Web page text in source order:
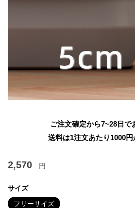
ご注文確定から7~28日で
送料は1注文あたり 1000
2,570 円
サイズ
フリーサイズ